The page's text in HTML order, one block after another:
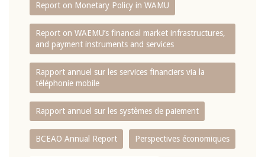
Report on Monetary Policy in WAMU
Report on WAEMU’s financial market infrastructures,
and payment instruments and services
Rapport annuel sur les services financiers via la
téléphonie mobile
Rapport annuel sur les systèmes de paiement
BCEAO Annual Report Perspectives économiques